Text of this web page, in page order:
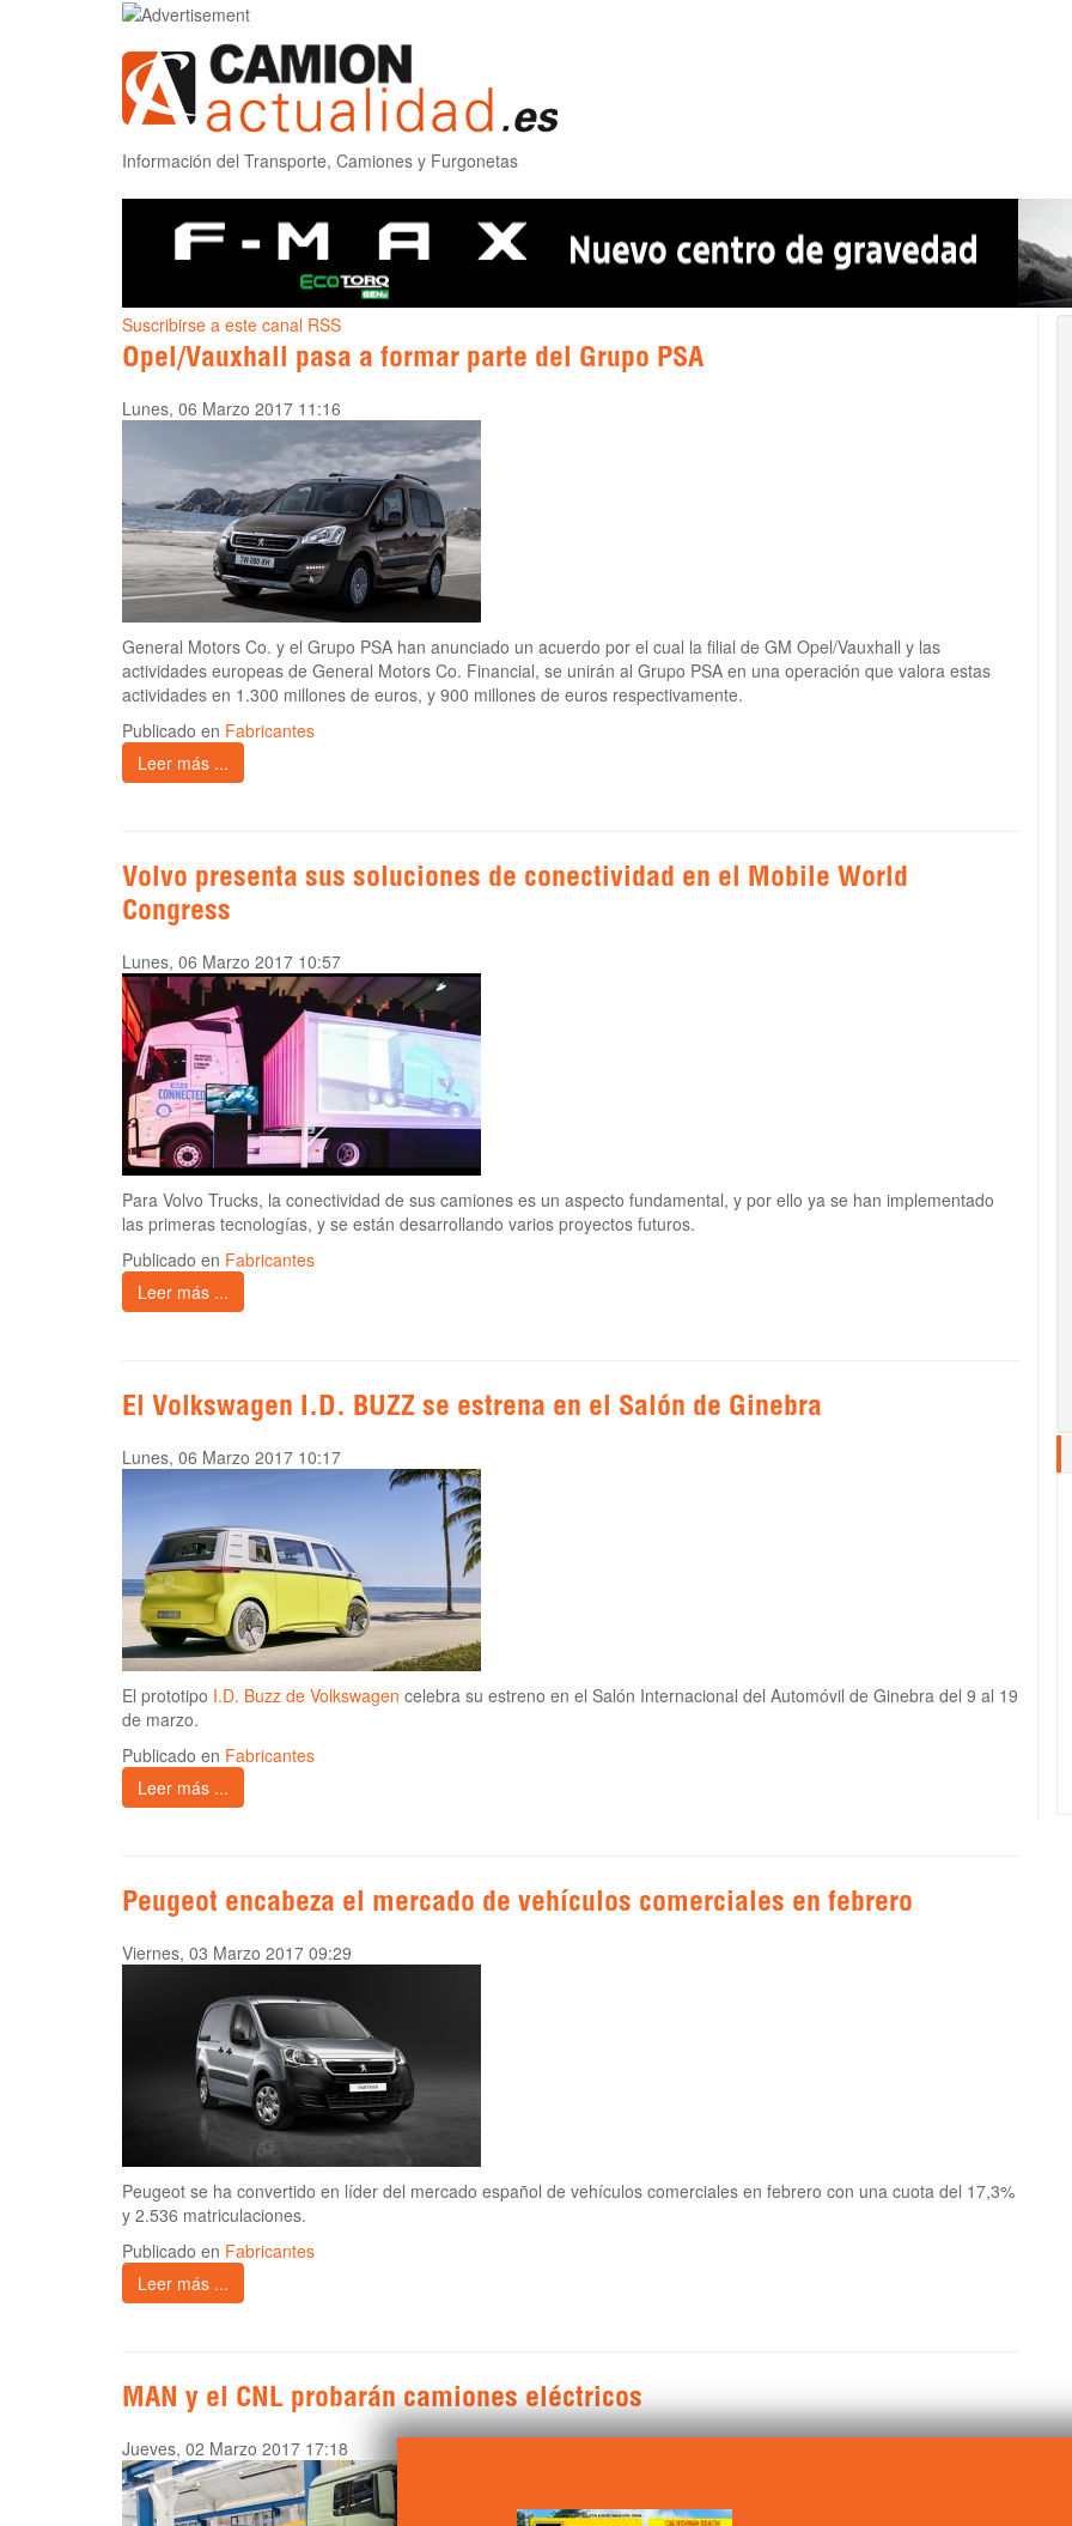
Información del Transporte, Camiones y Furgonetas
Suscribirse a este canal RSS
Opel/Vauxhall pasa a formar parte del Grupo PSA
Lunes, 06 Marzo 2017 11:16
General Motors Co. y el Grupo PSA han anunciado un acuerdo por el cual la filial de GM Opel/Vauxhall y las
actividades europeas de General Motors Co. Financial, se unirán al Grupo PSA en una operación que valora estas
actividades en 1.300 millones de euros, y 900 millones de euros respectivamente.
Publicado en Fabricantes
Leer más ...
Volvo presenta sus soluciones de conectividad en el Mobile World
Congress
Lunes, 06 Marzo 2017 10:57
Para Volvo Trucks, la conectividad de sus camiones es un aspecto fundamental, y por ello ya se han implementado
las primeras tecnologías, y se están desarrollando varios proyectos futuros.
Publicado en Fabricantes
Leer más ...
El Volkswagen I.D. BUZZ se estrena en el Salón de Ginebra
Lunes, 06 Marzo 2017 10:17
El prototipo I.D. Buzz de Volkswagen celebra su estreno en el Salón Internacional del Automóvil de Ginebra del 9 al 19
de marzo.
Publicado en Fabricantes
Leer más ...
Peugeot encabeza el mercado de vehículos comerciales en febrero
Viernes, 03 Marzo 2017 09:29
Peugeot se ha convertido en líder del mercado español de vehículos comerciales en febrero con una cuota del 17,3%
y 2.536 matriculaciones.
Publicado en Fabricantes
Leer más ...
MAN y el CNL probarán camiones eléctricos
Jueves, 02 Marzo 2017 17:18